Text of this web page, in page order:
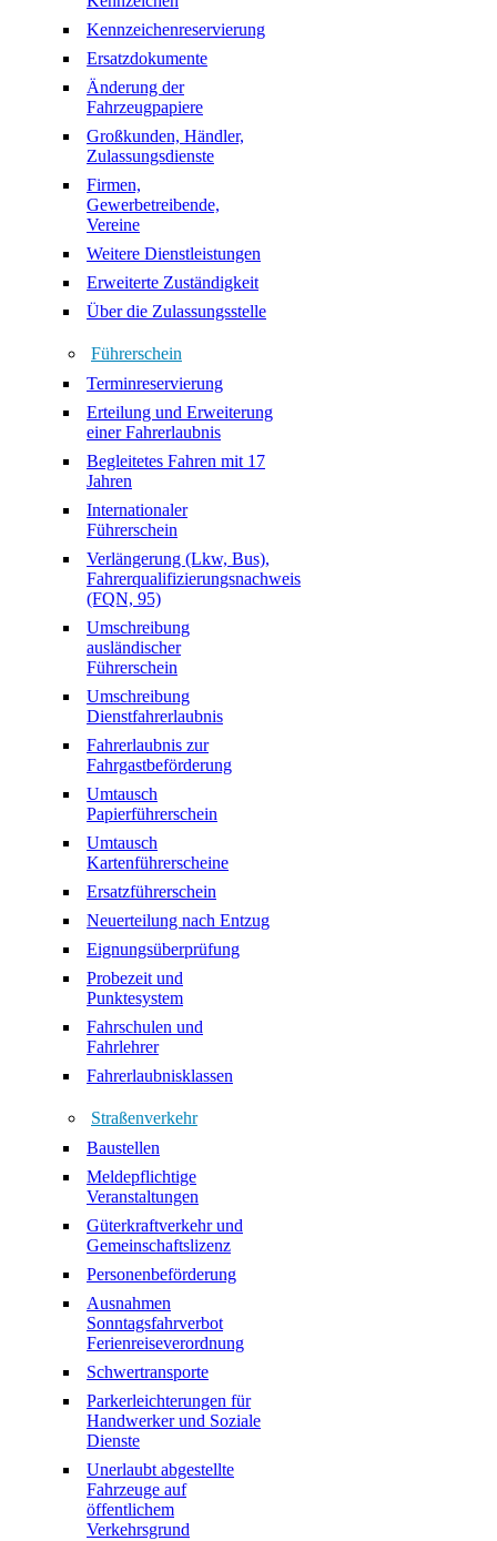
Kennzeichenreservierung
Ersatzdokumente
Änderung der
Fahrzeugpapiere
Großkunden, Händler,
Zulassungsdienste
Firmen,
Gewerbetreibende,
Vereine
Weitere Dienstleistungen
Erweiterte Zuständigkeit
Über die Zulassungsstelle
Führerschein
Terminreservierung
Erteilung und Erweiterung
einer Fahrerlaubnis
Begleitetes Fahren mit 17
Jahren
Internationaler
Führerschein
Verlängerung (Lkw, Bus),
Fahrerqualifizierungsnachweis
(FQN, 95)
Umschreibung
ausländischer
Führerschein
Umschreibung
Dienstfahrerlaubnis
Fahrerlaubnis zur
Fahrgastbeförderung
Umtausch
Papierführerschein
Umtausch
Kartenführerscheine
Ersatzführerschein
Neuerteilung nach Entzug
Eignungsüberprüfung
Probezeit und
Punktesystem
Fahrschulen und
Fahrlehrer
Fahrerlaubnisklassen
Straßenverkehr
Baustellen
Meldepflichtige
Veranstaltungen
Güterkraftverkehr und
Gemeinschaftslizenz
Personenbeförderung
Ausnahmen
Sonntagsfahrverbot
Ferienreiseverordnung
Schwertransporte
Parkerleichterungen für
Handwerker und Soziale
Dienste
Unerlaubt abgestellte
Fahrzeuge auf
öffentlichem
Verkehrsgrund